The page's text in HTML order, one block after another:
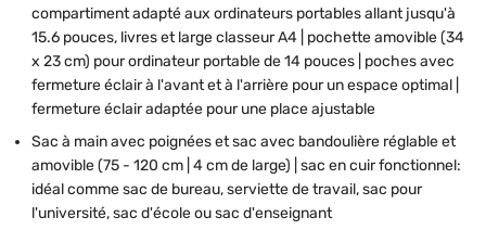
compartiment adapté aux ordinateurs portables allant jusqu'à
15.6 pouces, livres et large classeur A4 | pochette amovible (34
x 23 cm) pour ordinateur portable de 14 pouces | poches avec
fermeture éclair à l'avant et à l'arrière pour un espace optimal |
fermeture éclair adaptée pour une place ajustable
Sac à main avec poignées et sac avec bandoulière réglable et
amovible (75 - 120 cm | 4 cm de large) | sac en cuir fonctionnel:
idéal comme sac de bureau, serviette de travail, sac pour
l'université, sac d'école ou sac d'enseignant